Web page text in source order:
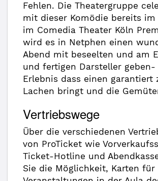
Fehlen. Die Theatergruppe
mit dieser Komödie bereits im
im Comedia Theater Köln
wird es in Netphen einen
Abend mit beseelten und am
und fertigen Darsteller geben-
Erlebnis dass einen garantiert
Lachen bringt und die
Vertriebswege
Über die verschiedenen
von ProTicket wie
Ticket-Hotline und
Sie die Möglichkeit, Karten für